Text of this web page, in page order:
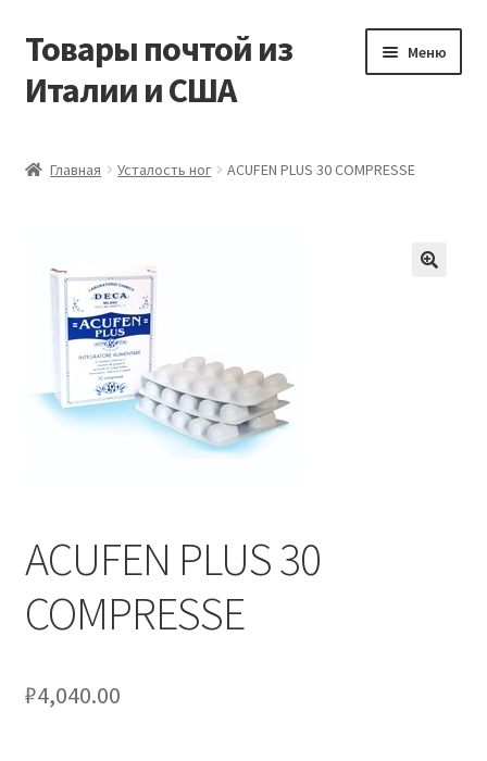
Перейти
навигации
Перейти
содержимому
Товары почтой из
Италии и США
Меню
Мой аккаунт
Оформление заказа
Главная Усталость ног ACUFEN PLUS 30 COMPRESSE
ACUFEN PLUS 30
COMPRESSE
₽4,040.00